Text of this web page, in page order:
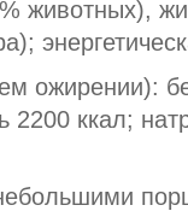
животных),
ожирении):
2200 ккал;